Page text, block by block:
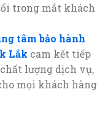
trong mắt khách
tâm bảo hành
Lắk cam kết tiếp
lượng dịch vụ,
mọi khách hàng